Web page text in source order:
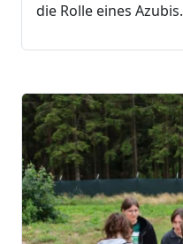
die Rolle eines Azubis.